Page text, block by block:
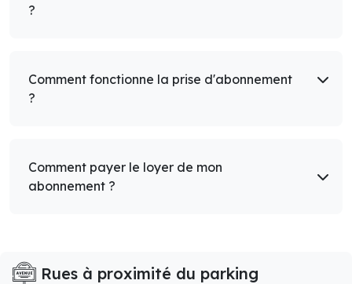
?
Comment fonctionne la prise d'abonnement
?
Comment payer le loyer de mon
abonnement ?
Rues à proximité du parking